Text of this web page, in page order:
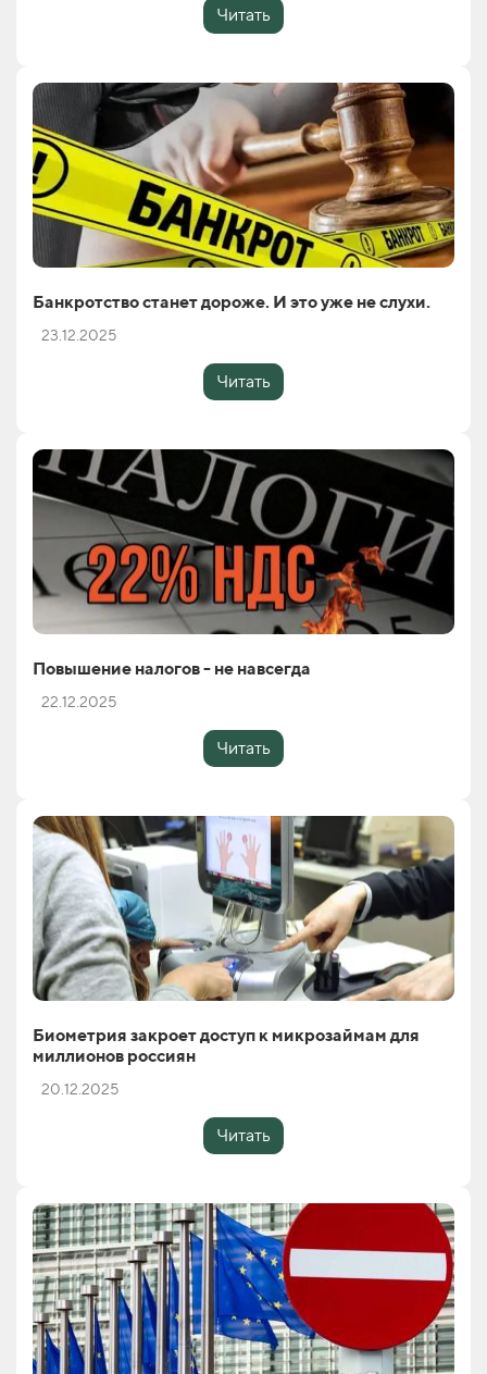
Читать
Банкротство станет дороже. И это уже не слухи.
23.12.2025
Читать
Повышение налогов - не навсегда
22.12.2025
Читать
Биометрия закроет доступ к микрозаймам для
миллионов россиян
20.12.2025
Читать